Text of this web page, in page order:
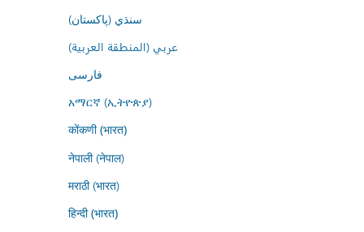
سنڌي (پاکستان)
عربي (المنطقة العربية)
فارسى
አማርኛ (ኢትዮጵያ)
कोंकणी (भारत)
नेपाली (नेपाल)
मराठी (भारत)
हिन्दी (भारत)